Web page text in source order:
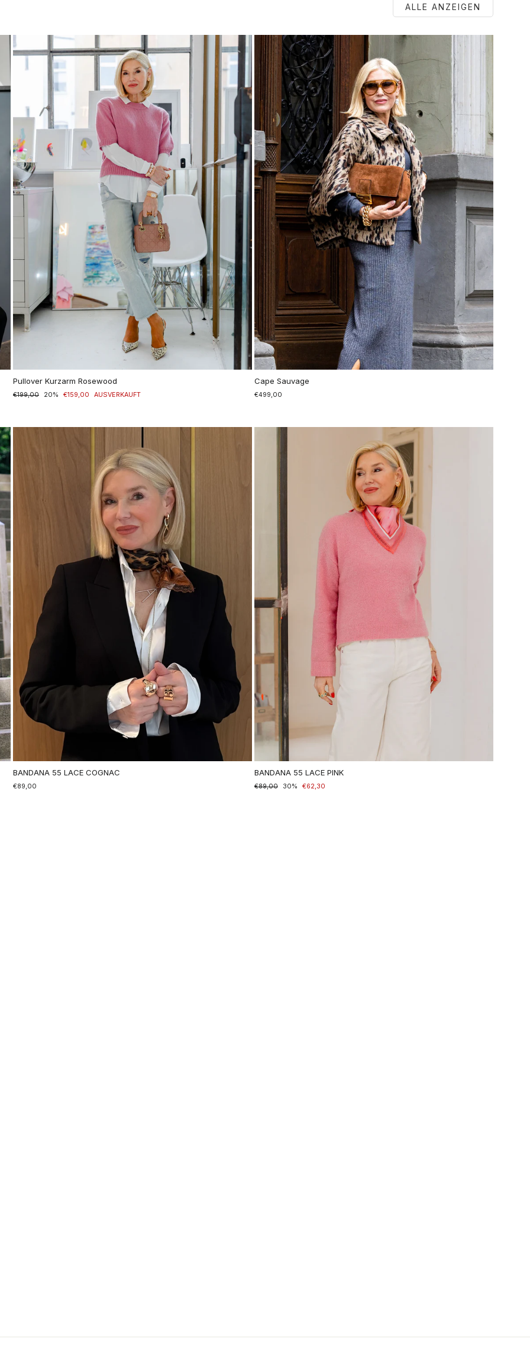
ALLE ANZEIGEN
Pullover Kurzarm Rosewood
Normaler
€199,00
Sonderpreis20% €159,00 AUSVERKAUFT
Cape Sauvage
€499,00
BANDANA 55 LACE COGNAC
€89,00
BANDANA 55 LACE PINK
Normaler
€89,00
Sonderpreis
30% €62,30